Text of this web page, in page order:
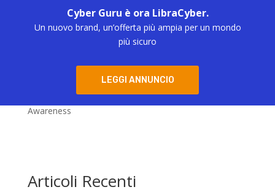
Cyber Guru è ora LibraCyber.
Un nuovo brand, un’offerta più ampia per un mondo
più sicuro
LEGGI ANNUNCIO
Categorie
Eventi Cyber Security – Cyber Guru soluzioni per la
Security Awareness
Webinar – Cyber Guru soluzioni per la Security
Awareness
Articoli Recenti